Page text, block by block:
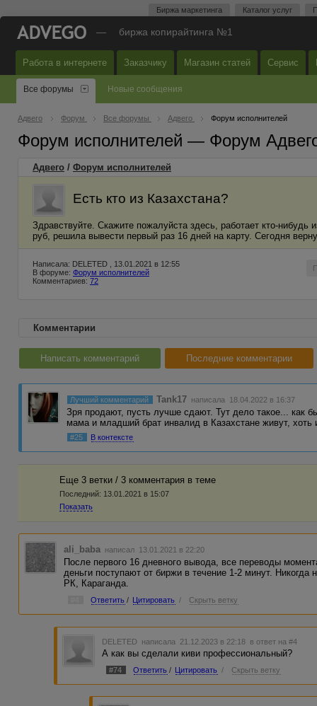
Биржа маркетинга Каталог услуг
— биржа копирайтинга №1
Работа в интернете Заказчику Магазин статей Сервис
Все форумы Новые сообщения
Адвего Форум Все форумы Адвего Форум исполнителей
Форум исполнителей — Форум
Адвего / Форум исполнителей
Есть кто из Казахстана?
Здравствуйте. Скажите пожалуйста здесь, работает кто-
руб, решила вывести первый раз 16 дней на карту. Сегодня
Написала: DELETED , 13.01.2021 в 12:55
В форуме: Форум исполнителей
Комментариев: 72
Комментарии
Написать комментарий Последние комментарии
Лучший комментарий Tank17 написала 18.04.2022 в 16:37
Зря продают, пусть лучше сдают. Тут дело такое... как
мама и младший брат инвалид в Казахстане живут, хоть
#25 В контексте
Еще 3 ветки / 3 комментария в темe
Последний: 13.01.2021 в 15:07
Показать
ali_baba написал 13.01.2021 в 22:20
После первого 16 дневного вывода, все переводы
деньги поступают от биржи в течение 1-2 минут.
РК, Караганда.
Ответить / Цитировать / Скрыть ветку
DELETED написала 21.12.2023 в 22:18 в ответ на #4
А как вы сделали киви профессиональный?
#74 Ответить / Цитировать / Скрыть ветку